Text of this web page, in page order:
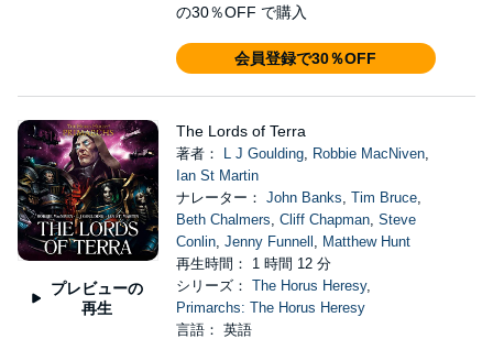
の30％OFF で購入
会員登録で30％OFF
プレビューの
再生
The Lords of Terra
著者： L J Goulding, Robbie MacNiven,
Ian St Martin
ナレーター： John Banks, Tim Bruce,
Beth Chalmers, Cliff Chapman, Steve
Conlin, Jenny Funnell , Matthew Hunt
再生時間： 1 時間 12 分
シリーズ： The Horus Heresy,
Primarchs: The Horus Heresy
言語： 英語